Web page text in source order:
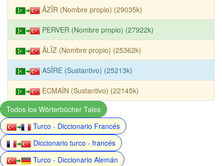
ÂZÎR (Nombre propio) (29035k)
PERVER (Nombre propio) (27922k)
ÂLÎZ (Nombre propio) (25362k)
ASÎRE (Sustantivo) (25213k)
ECMAİN (Sustantivo) (22145k)
Todos los Wörterbücher Tales
Turco - Diccionario Francés
Diccionario turco - francés
Turco - Diccionario Alemán